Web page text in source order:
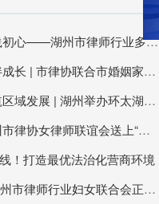
党建引领聚合力 红心铸魂践初心——湖州市律师行业多彩党建活动献礼建党105周年
法心携手护青苗 精准帮扶伴成长 | 市律协联合市婚姻家庭协会赴湖州七中开展校园公益护航专项活动
聚力法治赋能营商 协同护航区域发展 | 湖州举办环太湖依法治理与企业高质量发展峰会
法润童心 护航成长——湖州市律协女律师联谊会送上“六一”法治大礼包
！打造最优法治化营商环境
巾帼心向党 法治绽芳华 | 湖州市律师行业妇女联合会正式成立！